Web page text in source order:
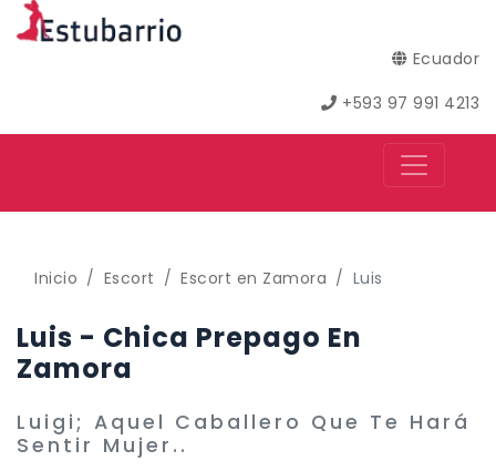
Ecuador
+593 97 991 4213
Inicio Escort Escort en Zamora Luis
Luis - Chica Prepago En
Zamora
Luigi; Aquel Caballero Que Te Hará
Sentir Mujer..